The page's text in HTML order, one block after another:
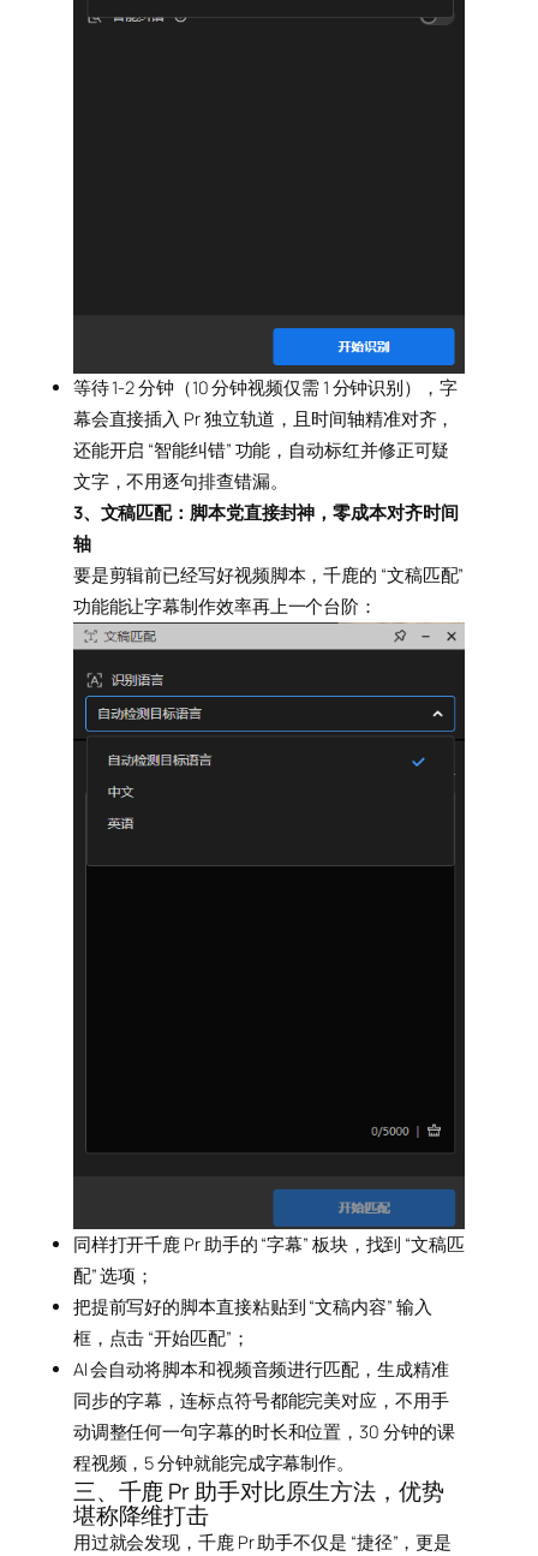
等待 1-2 分钟（10 分钟视频仅需 1 分钟识别），字
幕会直接插入 Pr 独立轨道，且时间轴精准对齐，
还能开启 “智能纠错” 功能，自动标红并修正可疑
文字，不用逐句排查错漏。
3、文稿匹配：脚本党直接封神，零成本对齐时间
轴
要是剪辑前已经写好视频脚本，千鹿的 “文稿匹配”
功能能让字幕制作效率再上一个台阶：
同样打开千鹿 Pr 助手的 “字幕” 板块，找到 “文稿匹
配” 选项；
把提前写好的脚本直接粘贴到 “文稿内容” 输入
框，点击 “开始匹配”；
AI 会自动将脚本和视频音频进行匹配，生成精准
同步的字幕，连标点符号都能完美对应，不用手
动调整任何一句字幕的时长和位置，30 分钟的课
程视频，5 分钟就能完成字幕制作。
三、千鹿 Pr 助手对比原生方法，优势
堪称降维打击
用过就会发现，千鹿 Pr 助手不仅是 “捷径”，更是